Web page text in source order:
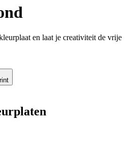
en laat je creativiteit de vrije